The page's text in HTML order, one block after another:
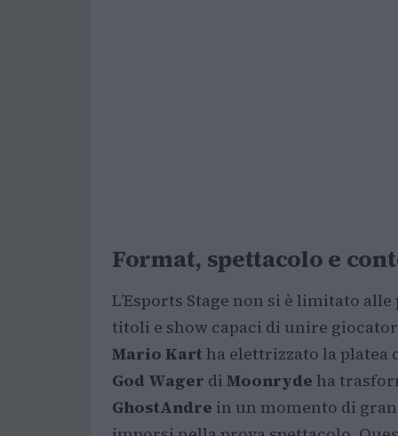
Format, spettacolo e
L’Esports Stage non si è limitato
titoli e show capaci di unire
Mario Kart ha elettrizzato la platea
God Wager di Moonryde ha
GhostAndre in un momento di